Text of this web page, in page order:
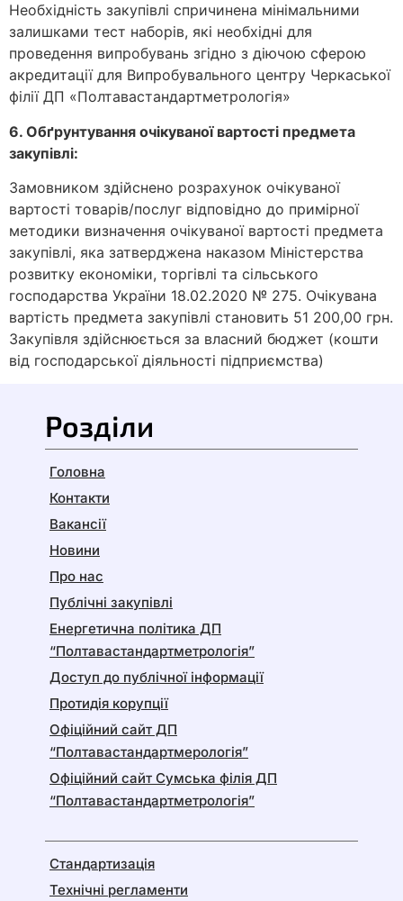
Необхідність закупівлі спричинена мінімальними
залишками тест наборів, які необхідні для
проведення випробувань згідно з діючою сферою
акредитації для Випробувального центру Черкаської
філії ДП «Полтавастандартметрологія»
6. Обґрунтування очікуваної вартості предмета
закупівлі:
Замовником здійснено розрахунок очікуваної
вартості товарів/послуг відповідно до примірної
методики визначення очікуваної вартості предмета
закупівлі, яка затверджена наказом Міністерства
розвитку економіки, торгівлі та сільського
господарства України 18.02.2020 № 275. Очікувана
вартість предмета закупівлі становить 51 200,00 грн.
Закупівля здійснюється за власний бюджет (кошти
від господарської діяльності підприємства)
Розділи
Головна
Контакти
Вакансії
Новини
Про нас
Публічні закупівлі
Енергетична політика ДП
“Полтавастандартметрологія”
Доступ до публічної інформації
Протидія корупції
Офіційний сайт ДП
“Полтавастандартмерологія”
Офіційний сайт Сумська філія ДП
“Полтавастандартметрологія”
Стандартизація
Технічні регламенти